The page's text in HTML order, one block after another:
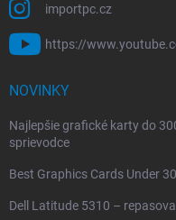
importpc.cz
https://
NOVINKY
Najlepšie grafické karty do
sprievodce
Best Graphics Cards Under
Dell Latitude 5310 –